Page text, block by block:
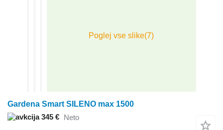
Gardena Smart SILENO max 1500
345 € Neto